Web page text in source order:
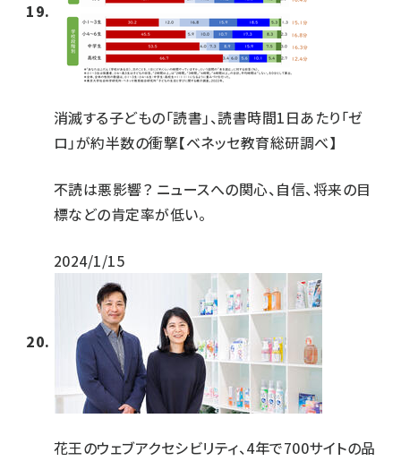
消滅する子どもの「読書」、読書時間1日あたり「ゼ
ロ」が約半数の衝撃【ベネッセ教育総研調べ】
不読は悪影響？ ニュースへの関心、自信、将来の目
標などの肯定率が低い。
2024/1/15
花王のウェブアクセシビリティ、4年で700サイトの品